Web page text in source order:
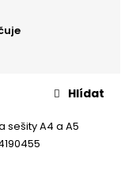
sešity A4 a A5
Hlídat